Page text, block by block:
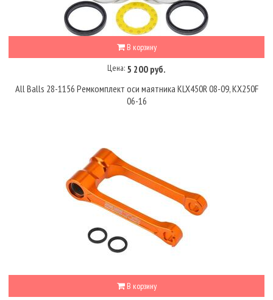
В корзину
Цена: 5 200 руб.
All Balls 28-1156 Ремкомплект оси маятника KLX450R 08-09, KX250F
06-16
В корзину